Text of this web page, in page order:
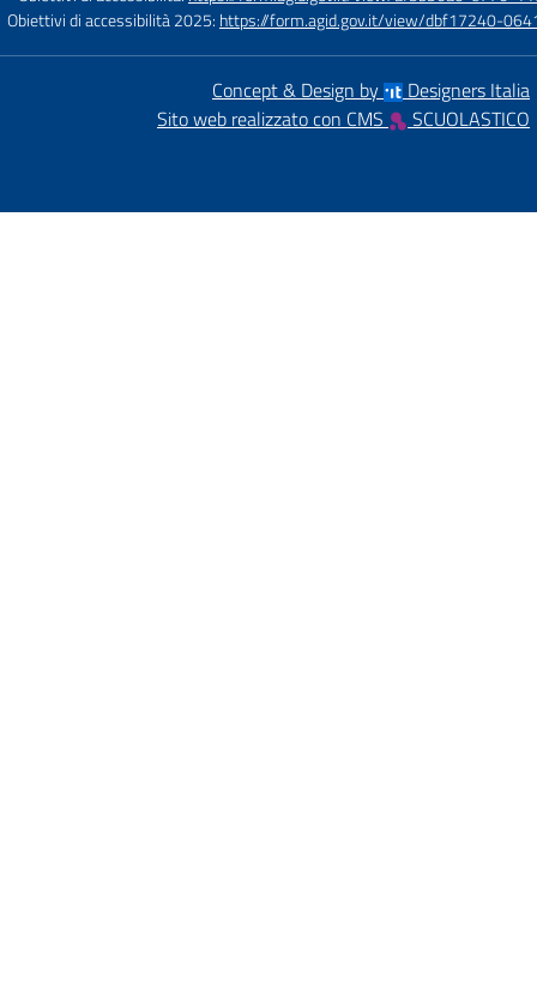
Obiettivi di accessibilità 2025: https://form.agid.gov.it/view/dbf17240-
Concept & Design by
Designers Italia
Sito web realizzato con CMS
SCUOLASTICO